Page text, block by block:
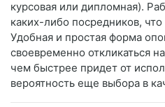
курсовая или дипломная).
каких-либо посредников,
Удобная и простая форма
своевременно откликаться
чем быстрее придет от
вероятность еще выбора в